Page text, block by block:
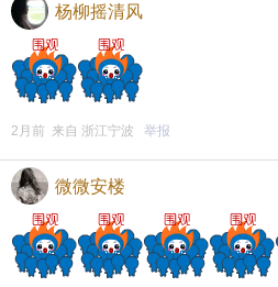
有一家出售中老年服装的店铺
热情介绍、任意挑选，于是就
夏令服装，有长袖的、有短袖
局部不合适，老板娘立即动手
意为止。在这里买得很开心，
杨柳摇清风
2月前 来自 浙江宁波 举报
微微安楼